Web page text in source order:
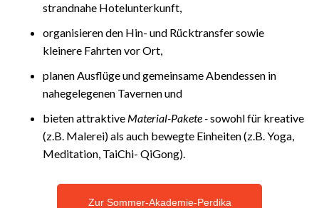
strandnahe Hotelunterkunft,
organisieren den Hin- und Rücktransfer sowie
kleinere Fahrten vor Ort,
planen Ausflüge und gemeinsame Abendessen in
nahegelegenen Tavernen und
bieten attraktive Material-Pakete -sowohl für kreative
(z.B. Malerei) als auch bewegte Einheiten (z.B. Yoga,
Meditation, TaiChi- QiGong).
Zur Sommer-Akademie-Perdika